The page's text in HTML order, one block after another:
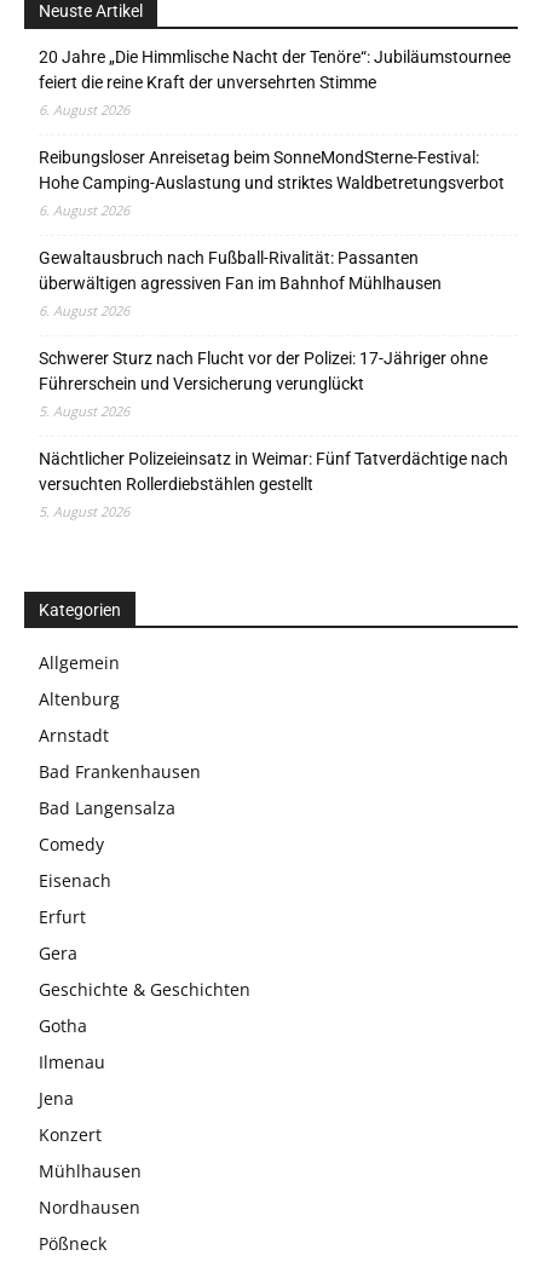
Neuste Artikel
20 Jahre „Die Himmlische Nacht der Tenöre“: Jubiläumstournee
feiert die reine Kraft der unversehrten Stimme
6. August 2026
Reibungsloser Anreisetag beim SonneMondSterne-Festival:
Hohe Camping-Auslastung und striktes Waldbetretungsverbot
6. August 2026
Gewaltausbruch nach Fußball-Rivalität: Passanten
überwältigen agressiven Fan im Bahnhof Mühlhausen
6. August 2026
Schwerer Sturz nach Flucht vor der Polizei: 17-Jähriger ohne
Führerschein und Versicherung verunglückt
5. August 2026
Nächtlicher Polizeieinsatz in Weimar: Fünf Tatverdächtige nach
versuchten Rollerdiebstählen gestellt
5. August 2026
Kategorien
Allgemein
Altenburg
Arnstadt
Bad Frankenhausen
Bad Langensalza
Comedy
Eisenach
Erfurt
Gera
Geschichte & Geschichten
Gotha
Ilmenau
Jena
Konzert
Mühlhausen
Nordhausen
Pößneck